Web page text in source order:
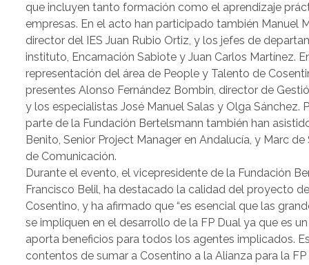
que incluyen tanto formación como el aprendizaje
empresas. En el acto han participado también Manuel
director del IES Juan Rubio Ortiz, y los jefes de
instituto, Encarnación Sabiote y Juan Carlos Martínez.
representación del área de People y Talento de
presentes Alonso Fernández Bombin, director de
y los especialistas José Manuel Salas y Olga Sánchez.
parte de la Fundación Bertelsmann también han
Benito, Senior Project Manager en Andalucía, y Marc de
de Comunicación.
Durante el evento, el vicepresidente de la Fundación
Francisco Belil, ha destacado la calidad del proyecto
Cosentino, y ha afirmado que “es esencial que las
se impliquen en el desarrollo de la FP Dual ya que es
aporta beneficios para todos los agentes implicados.
contentos de sumar a Cosentino a la Alianza para la FP